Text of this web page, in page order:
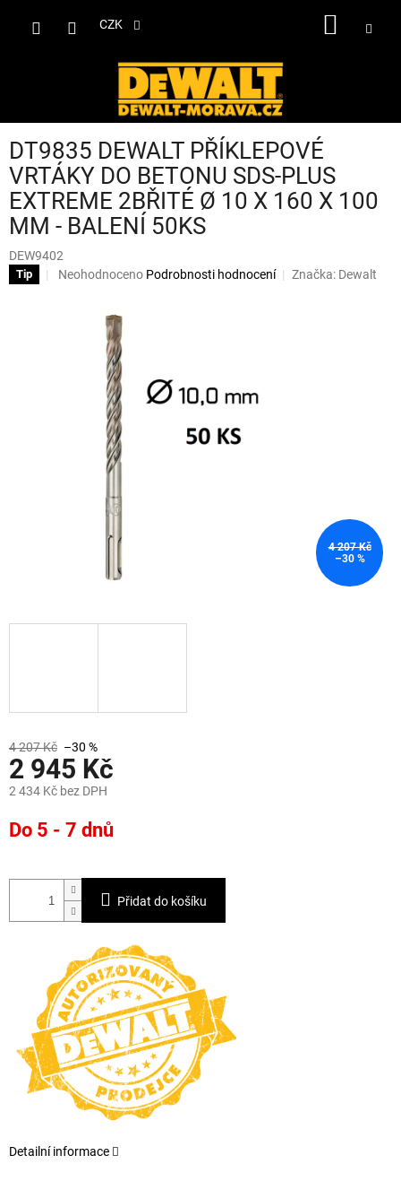
CZK
DT9835 DEWALT PŘÍKLEPOVÉ
VRTÁKY DO BETONU SDS-PLUS
EXTREME 2BŘITÉ Ø 10 X 160 X 100
MM - BALENÍ 50KS
DEW9402
Tip
Průměrné
hvězdiček.
Neohodnoceno Podrobnosti hodnocení Značka: Dewalt
4 207 Kč
–30 %
4 207 Kč –30 %
2 945 Kč
2 434 Kč bez DPH
cena:
Do 5 - 7 dnů
Přidat do košíku
Detailní informace